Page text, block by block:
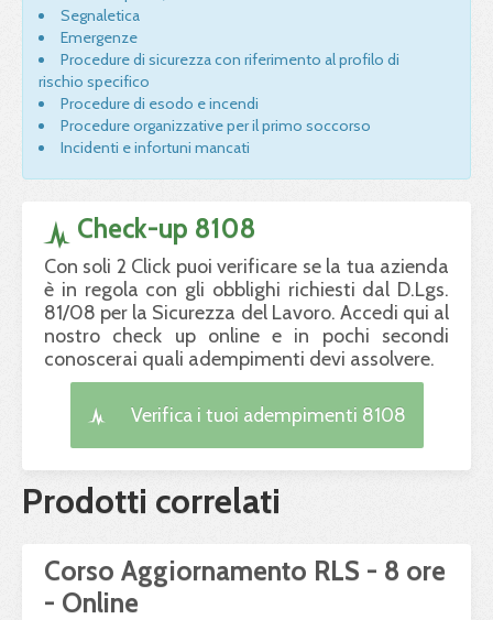
Segnaletica
Emergenze
Procedure di sicurezza con riferimento al profilo di
rischio specifico
Procedure di esodo e incendi
Procedure organizzative per il primo soccorso
Incidenti e infortuni mancati
Check-up 8108
Con soli 2 Click puoi verificare se la tua azienda
è in regola con gli obblighi richiesti dal D.Lgs.
81/08 per la Sicurezza del Lavoro. Accedi qui al
nostro check up online e in pochi secondi
conoscerai quali adempimenti devi assolvere.
Verifica i tuoi adempimenti 8108
Prodotti correlati
Corso Aggiornamento RLS - 8 ore
- Online